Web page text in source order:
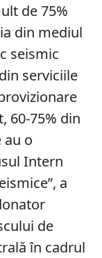
de 75%
din mediul
seismic
serviciile
60-75% din
au o
Intern
a
de
în cadrul